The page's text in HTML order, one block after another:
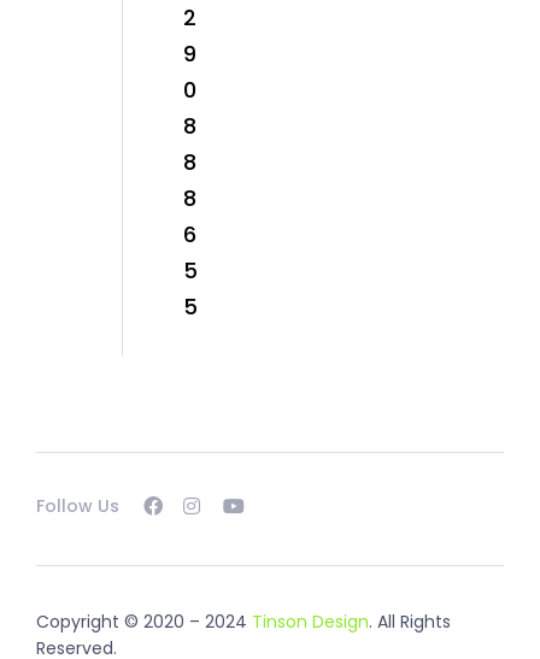
2
9
0
8
8
8
6
5
5
Follow Us
Copyright © 2020 – 2024 Tinson Design. All Rights
Reserved.